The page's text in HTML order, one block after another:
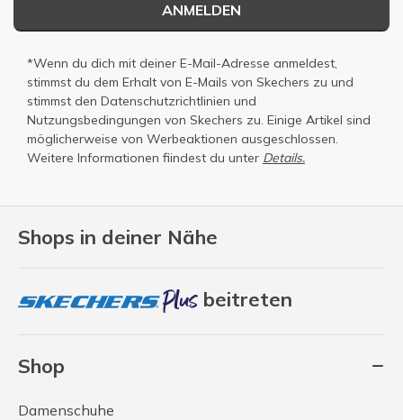
Shops in deiner Nähe
beitreten
Shop
Damenschuhe
ANMELDEN
*Wenn du dich mit deiner E-Mail-Adresse anmeldest,
stimmst du dem Erhalt von E-Mails von Skechers zu und
stimmst den Datenschutzrichtlinien und
Nutzungsbedingungen von Skechers zu. Einige Artikel sind
möglicherweise von Werbeaktionen ausgeschlossen.
Weitere Informationen fiindest du unter Details.